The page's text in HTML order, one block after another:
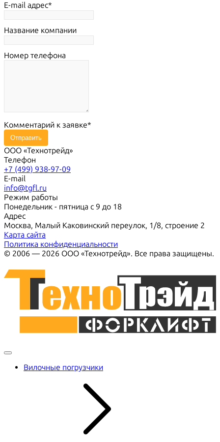
E-mail адрес
Название компании
Номер телефона
Комментарий к заявке
Отправить
ООО «Технотрейд»
Телефон
+7 (499) 938-97-09
E-mail
info@tgfl.ru
Режим работы
Понедельник - пятница с 9 до 18
Адрес
Москва, Малый Каковинский переулок, 1/8, строение 2
Карта сайта
Политика конфиденциальности
© 2006 — 2026 ООО «Технотрейд». Все права защищены.
Вилочные погрузчики